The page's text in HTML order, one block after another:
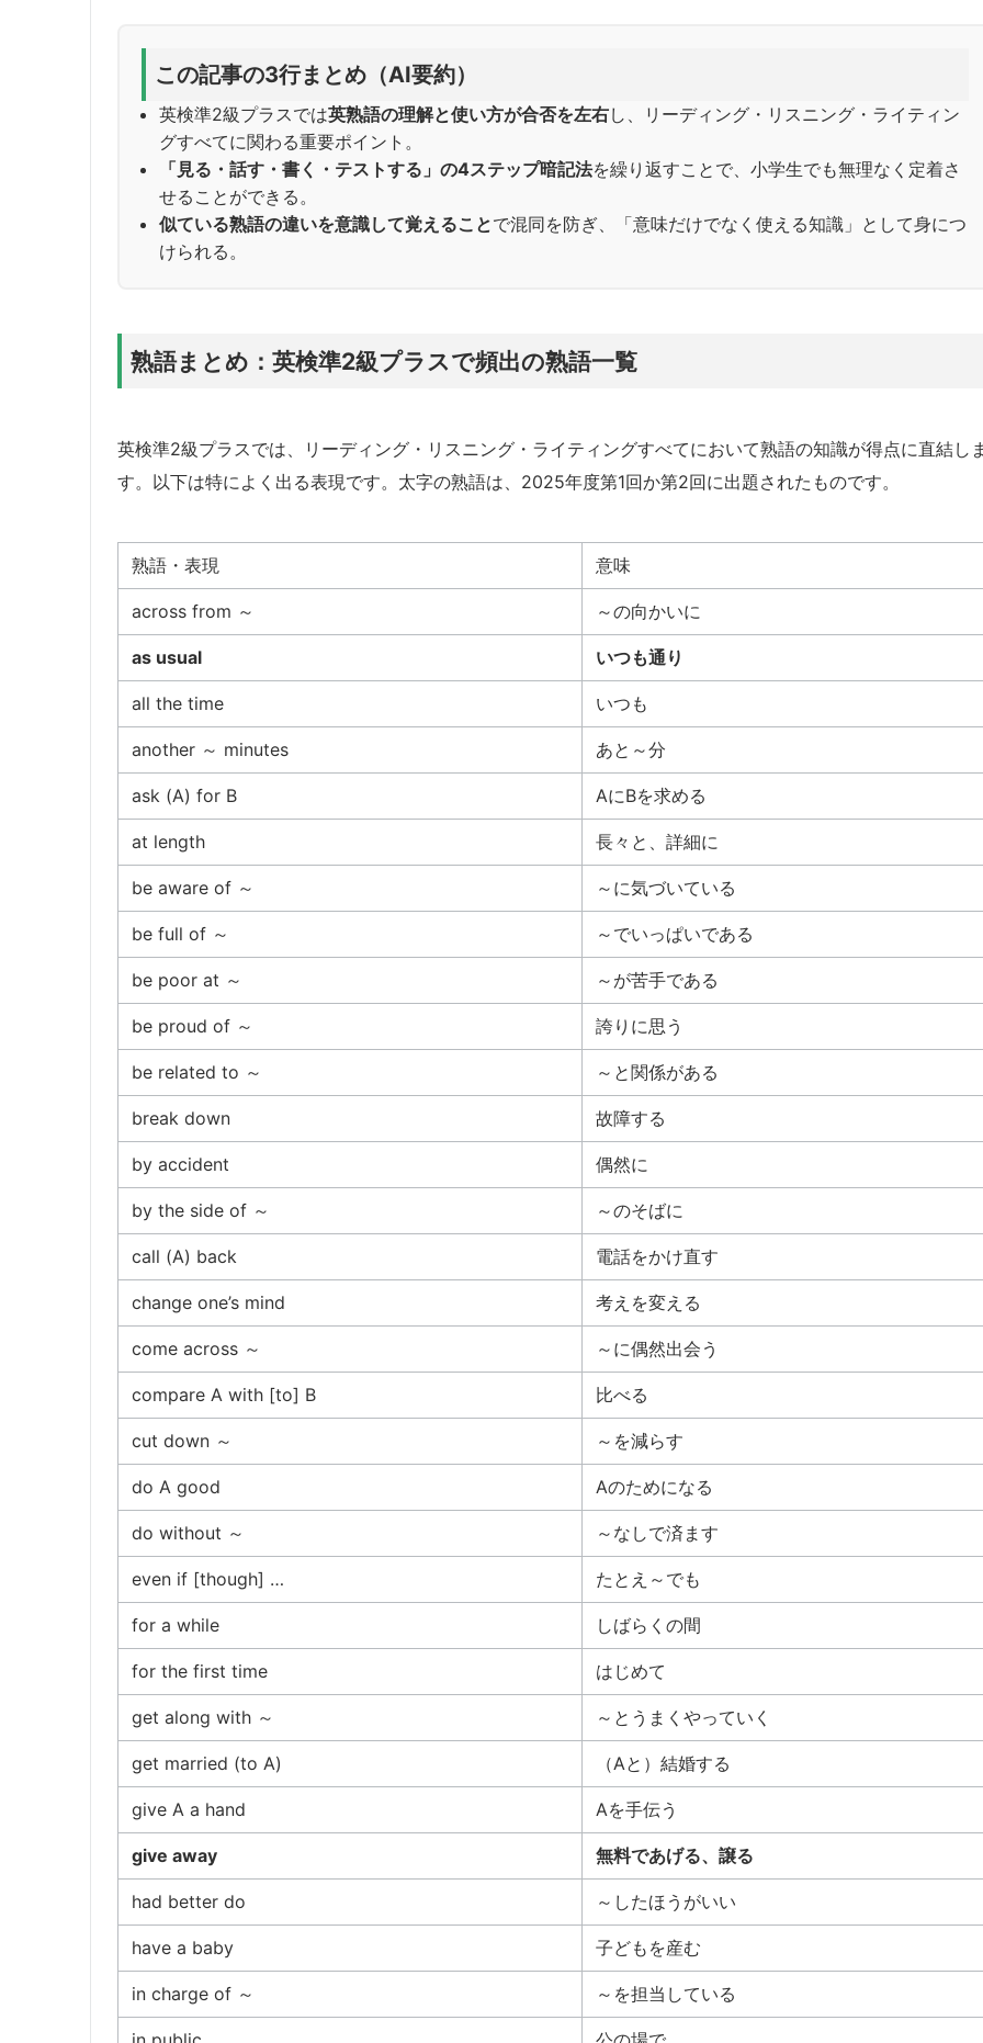
この記事の3行まとめ（AI要約）
英検準2級プラスでは英熟語の理解と使い方が合否を左右し、リーディング・リスニング・ライティン
グすべてに関わる重要ポイント。
「見る・話す・書く・テストする」の4ステップ暗記法を繰り返すことで、小学生でも無理なく定着さ
せることができる。
似ている熟語の違いを意識して覚えることで混同を防ぎ、「意味だけでなく使える知識」として身につ
けられる。
熟語まとめ：英検準2級プラスで頻出の熟語一覧
英検準2級プラスでは、リーディング・リスニング・ライティングすべてにおいて熟語の知識が得点に直結し
す。以下は特によく出る表現です。太字の熟語は、2025年度第1回か第2回に出題されたものです。
熟語・表現 意味
across from ～ ～の向かいに
as usual いつも通り
all the time いつも
another ～ minutes あと～分
ask (A) for B AにBを求める
at length 長々と、詳細に
be aware of ～ ～に気づいている
be full of ～ ～でいっぱいである
be poor at ～ ～が苦手である
be proud of ～ 誇りに思う
be related to ～ ～と関係がある
break down 故障する
by accident 偶然に
by the side of ～ ～のそばに
call (A) back 電話をかけ直す
change one’s mind 考えを変える
come across ～ ～に偶然出会う
compare A with [to] B 比べる
cut down ～ ～を減らす
do A good Aのためになる
do without ～ ～なしで済ます
even if [though] … たとえ～でも
for a while しばらくの間
for the first time はじめて
get along with ～ ～とうまくやっていく
get married (to A) （Aと）結婚する
give A a hand Aを手伝う
give away 無料であげる、譲る
had better do ～したほうがいい
have a baby 子どもを産む
in charge of ～ ～を担当している